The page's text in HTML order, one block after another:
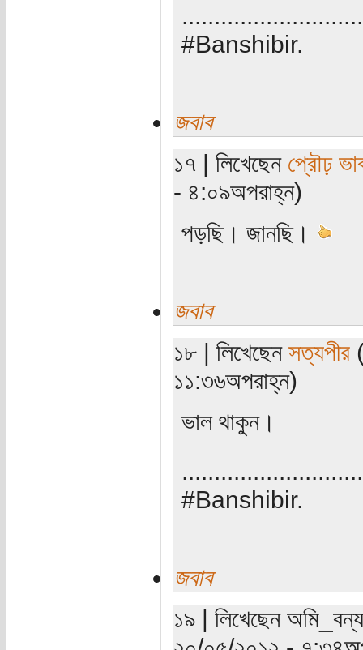
#Banshibir.
জবাব
১৭ | লিখেছেন প্রৌঢ়
- ৪:০৯অপরাহ্ন)
পড়ছি। জানছি।
জবাব
১৮ | লিখেছেন সত্যপীর
১১:৩৬অপরাহ্ন)
ভাল থাকুন।
#Banshibir.
জবাব
১৯ | লিখেছেন